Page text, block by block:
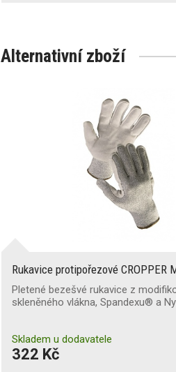
Alternativní zboží
Rukavice protipořezové CROPPER
Pletené bezešvé rukavice z
skleněného vlákna, Spandexu® a
Skladem u dodavatele
322 Kč